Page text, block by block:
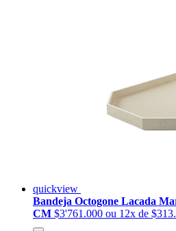
quickview
Bandeja Octogone Lacada
CM $3'761.000 ou 12x de